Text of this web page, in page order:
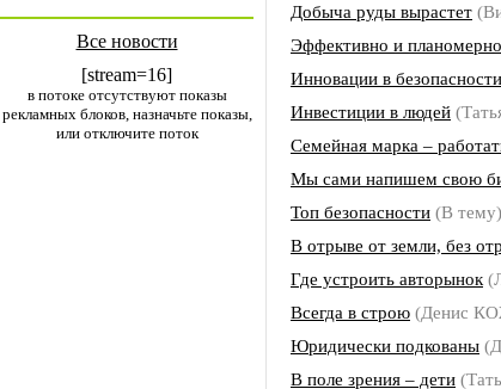
Все новости
[stream=16]
в потоке отсутствуют показы
рекламных блоков, назначьте показы,
или отключите поток
Добыча руды вырастет
Эффективно и планомерно
Инновации в безопасности
Инвестиции в людей
Семейная марка –
Мы сами напишем свою
Топ безопасности (В тему)
В отрыве от земли, без
Где устроить авторынок
Всегда в строю (Денис
Юридически подкованы
В поле зрения – дети